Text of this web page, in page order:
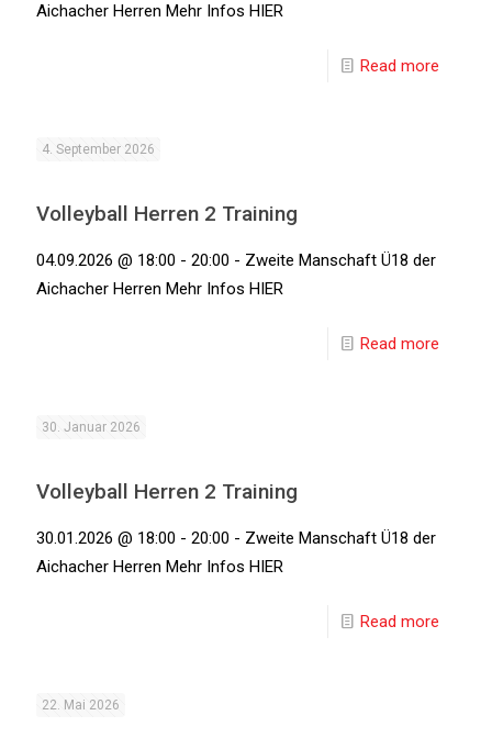
Aichacher Herren Mehr Infos HIER
Read more
4. September 2026
Volleyball Herren 2 Training
04.09.2026 @ 18:00 - 20:00 - Zweite Manschaft Ü18 der
Aichacher Herren Mehr Infos HIER
Read more
30. Januar 2026
Volleyball Herren 2 Training
30.01.2026 @ 18:00 - 20:00 - Zweite Manschaft Ü18 der
Aichacher Herren Mehr Infos HIER
Read more
22. Mai 2026